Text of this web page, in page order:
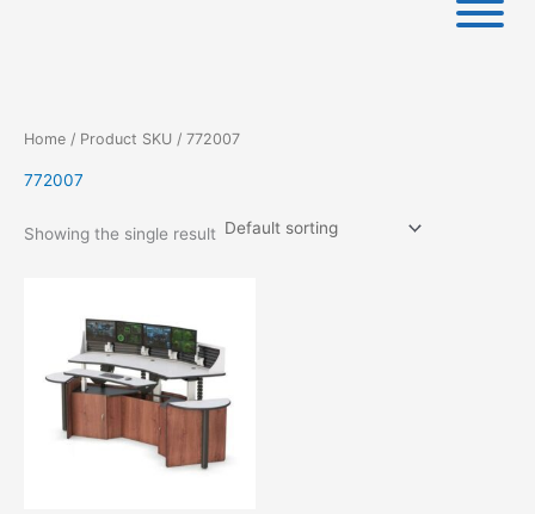
Home / Product SKU / 772007
772007
Showing the single result